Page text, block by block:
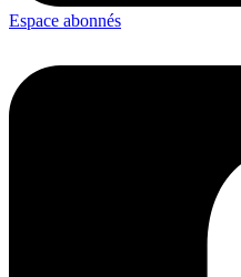
Espace abonnés